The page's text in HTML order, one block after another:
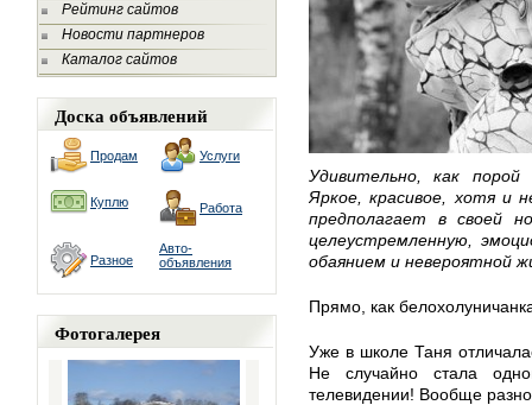
Рейтинг сайтов
Новости партнеров
Каталог сайтов
Доска объявлений
Продам Услуги
Куплю Работа
Разное
Авто-
объявления
Фотогалерея
Удивительно, как
Яркое, красивое, хотя и
предполагает в своей
целеустремленную,
обаянием и невероятной
Прямо, как
Уже в школе Таня
Не случайно стала
телевидении! Вообще